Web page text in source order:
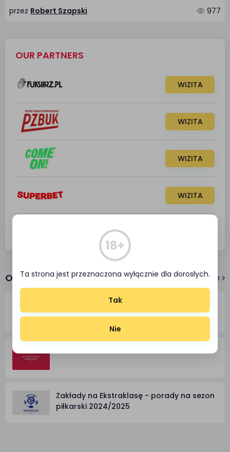
przez Robert Szapski 977
OUR PARTNERS
WIZITA
WIZITA
WIZITA
WIZITA
OTHER PUBLICATIONS Zobacz wszystko
FAME MMA 22 na PGE Narodowym - kursy i
typy
Zakłady na Ekstraklasę - porady na sezon
piłkarski 2024/2025
Ta strona jest przeznaczona wyłącznie dla dorosłych.
Tak
Nie